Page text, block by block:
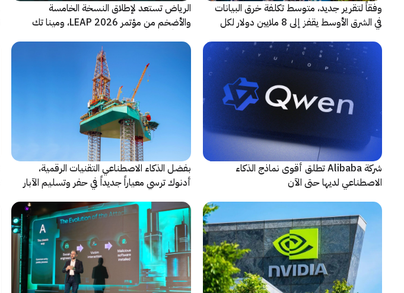
وفقاً لتقرير جديد، متوسط تكلفة خرق البيانات
في الشرق الأوسط يقفز إلى 8 ملايين دولار لكل
الرياض تستعد لإطلاق النسخة الخامسة
والأضخم من مؤتمر LEAP 2026، ومينا تك
شركة Alibaba تطلق أقوى نماذج الذكاء
الاصطناعي لديها حتى الآن
بفضل الذكاء الاصطناعي التقنيات الرقمية،
أدنوك ترسي معياراً جديداً في حفر وتسليم الآبار